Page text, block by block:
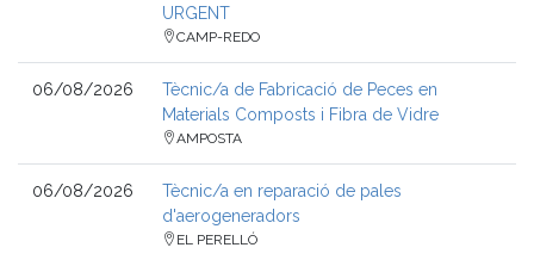
URGENT
CAMP-REDO
06/08/2026
Tècnic/a de Fabricació de Peces en
Materials Composts i Fibra de Vidre
AMPOSTA
06/08/2026
Tècnic/a en reparació de pales
d'aerogeneradors
EL PERELLÓ